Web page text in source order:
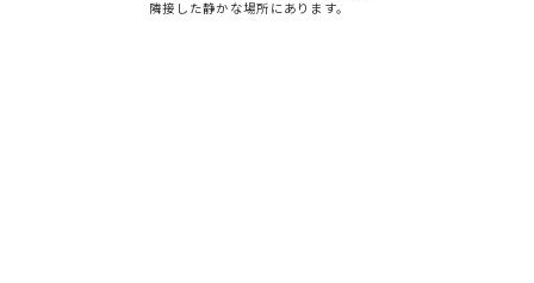
隣接した静かな場所にあります。